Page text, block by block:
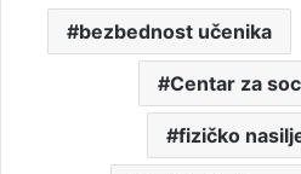
bezbednost učenika
Centar za
fizičko